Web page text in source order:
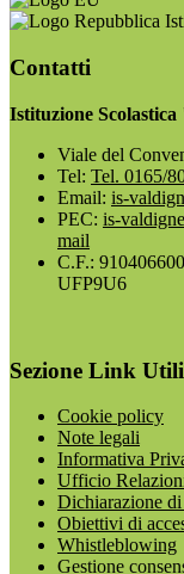
Contatti
Istituzione
Viale del
Tel: Tel. 0165/
Email: is-
PEC: is-
mail
C.F.:
UFP9U6
Sezione Link Utili
Cookie policy
Note legali
Informativa
Ufficio
Dichiarazione di
Obiettivi di
Whistleblowing
Gestione